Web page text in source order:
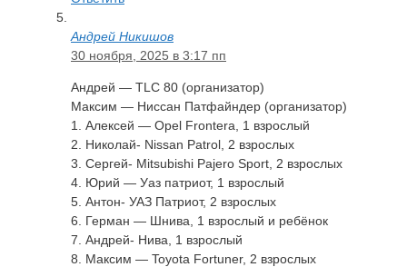
Андрей Никишов
30 ноября, 2025 в 3:17 пп
Андрей — TLC 80 (организатор)
Максим — Ниссан Патфайндер (организатор)
1. Алексей — Opel Frontera, 1 взрослый
2. Николай- Nissan Patrol, 2 взрослых
3. Сергей- Mitsubishi Pajero Sport, 2 взрослых
4. Юрий — Уаз патриот, 1 взрослый
5. Антон- УАЗ Патриот, 2 взрослых
6. Герман — Шнива, 1 взрослый и ребёнок
7. Андрей- Нива, 1 взрослый
8. Максим — Toyota Fortuner, 2 взрослых